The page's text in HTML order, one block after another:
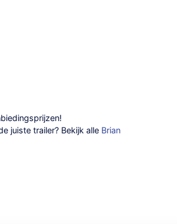
!
juiste trailer? Bekijk alle Brian